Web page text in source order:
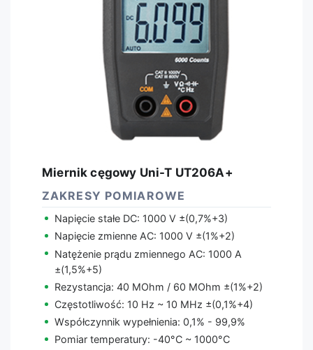
Miernik cęgowy Uni-T UT206A+
ZAKRESY POMIAROWE
Napięcie stałe DC: 1000 V ±(0,7%+3)
Napięcie zmienne AC: 1000 V ±(1%+2)
Natężenie prądu zmiennego AC: 1000 A
±(1,5%+5)
Rezystancja: 40 MOhm / 60 MOhm ±(1%+2)
Częstotliwość: 10 Hz ~ 10 MHz ±(0,1%+4)
Współczynnik wypełnienia: 0,1% - 99,9%
Pomiar temperatury: -40°C ~ 1000°C